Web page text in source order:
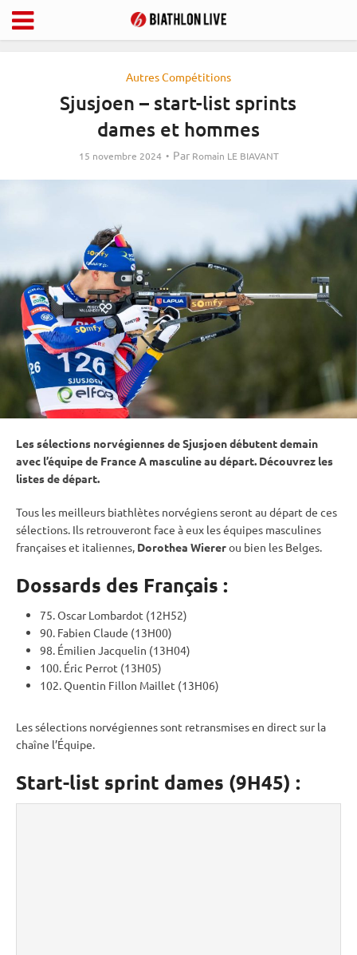
Autres Compétitions
Sjusjoen – start-list sprints
dames et hommes
15 novembre 2024 Par Romain LE BIAVANT
Les sélections norvégiennes de Sjusjoen débutent demain
avec l’équipe de France A masculine au départ. Découvrez les
listes de départ.
Tous les meilleurs biathlètes norvégiens seront au départ de ces
sélections. Ils retrouveront face à eux les équipes masculines
françaises et italiennes, Dorothea Wiererou bien les Belges.
Dossards des Français :
75. Oscar Lombardot (12H52)
90. Fabien Claude (13H00)
98. Émilien Jacquelin (13H04)
100. Éric Perrot (13H05)
102. Quentin Fillon Maillet (13H06)
Les sélections norvégiennes sont retransmises en direct sur la
chaîne l’Équipe.
Start-list sprint dames (9H45) :